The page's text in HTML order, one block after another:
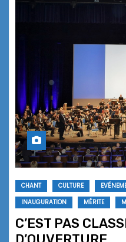
CHANT CULTURE
INAUGURATION
MÉRITE
C’EST PAS